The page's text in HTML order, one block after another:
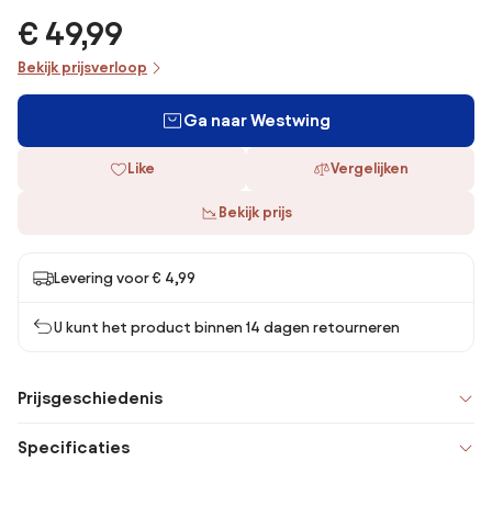
€ 49,99
Bekijk prijsverloop
Ga naar Westwing
Like Vergelijken
Bekijk prijs
Levering voor € 4,99
U kunt het product binnen 14 dagen retourneren
Prijsgeschiedenis
Specificaties